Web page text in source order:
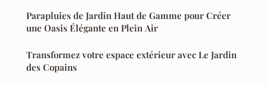
Parapluies de Jardin Haut de Gamme pour Créer
une Oasis Élégante en Plein Air
Transformez votre espace extérieur avec Le Jardin
des Copains